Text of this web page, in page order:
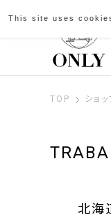
TOP ショ
北海
This site uses